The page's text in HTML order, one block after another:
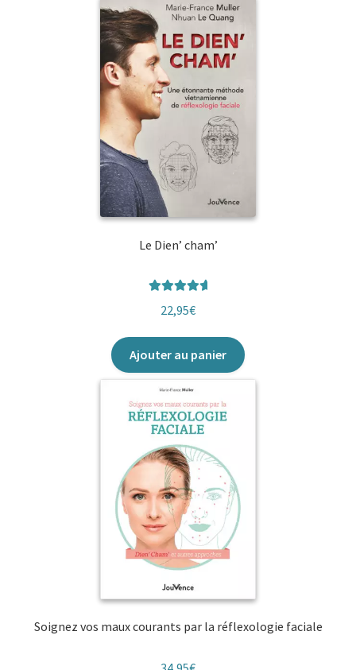
Le Dien’ cham’
sur 5
22,95€
Ajouter au panier
Soignez vos maux courants par la réflexologie faciale